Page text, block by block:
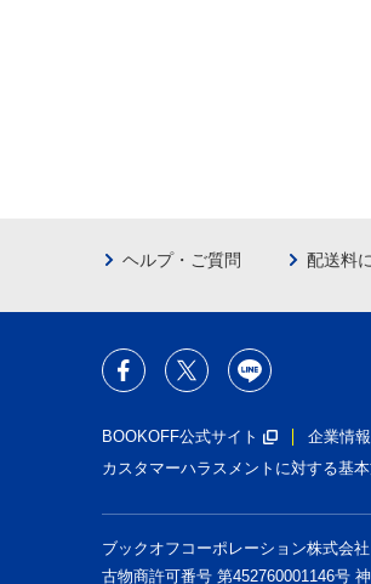
ヘルプ・ご質問 配送料
BOOKOFF公式サイト 企業情報
カスタマーハラスメントに対する基
ブックオフコーポレーション株式会社
古物商許可番号 第452760001146号